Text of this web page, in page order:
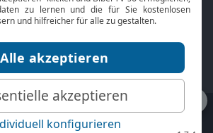
TV-Empfang
Impressum
Datenschutz
Fakten Bibel TV App